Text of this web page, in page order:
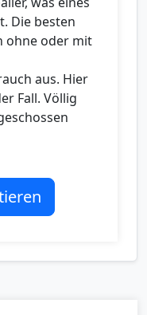
Die besten
ohne oder mit
aus. Hier
Fall. Völlig